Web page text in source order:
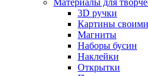
Материалы для
3D ручки
Картины
Магниты
Наборы бусин
Наклейки
Открытки